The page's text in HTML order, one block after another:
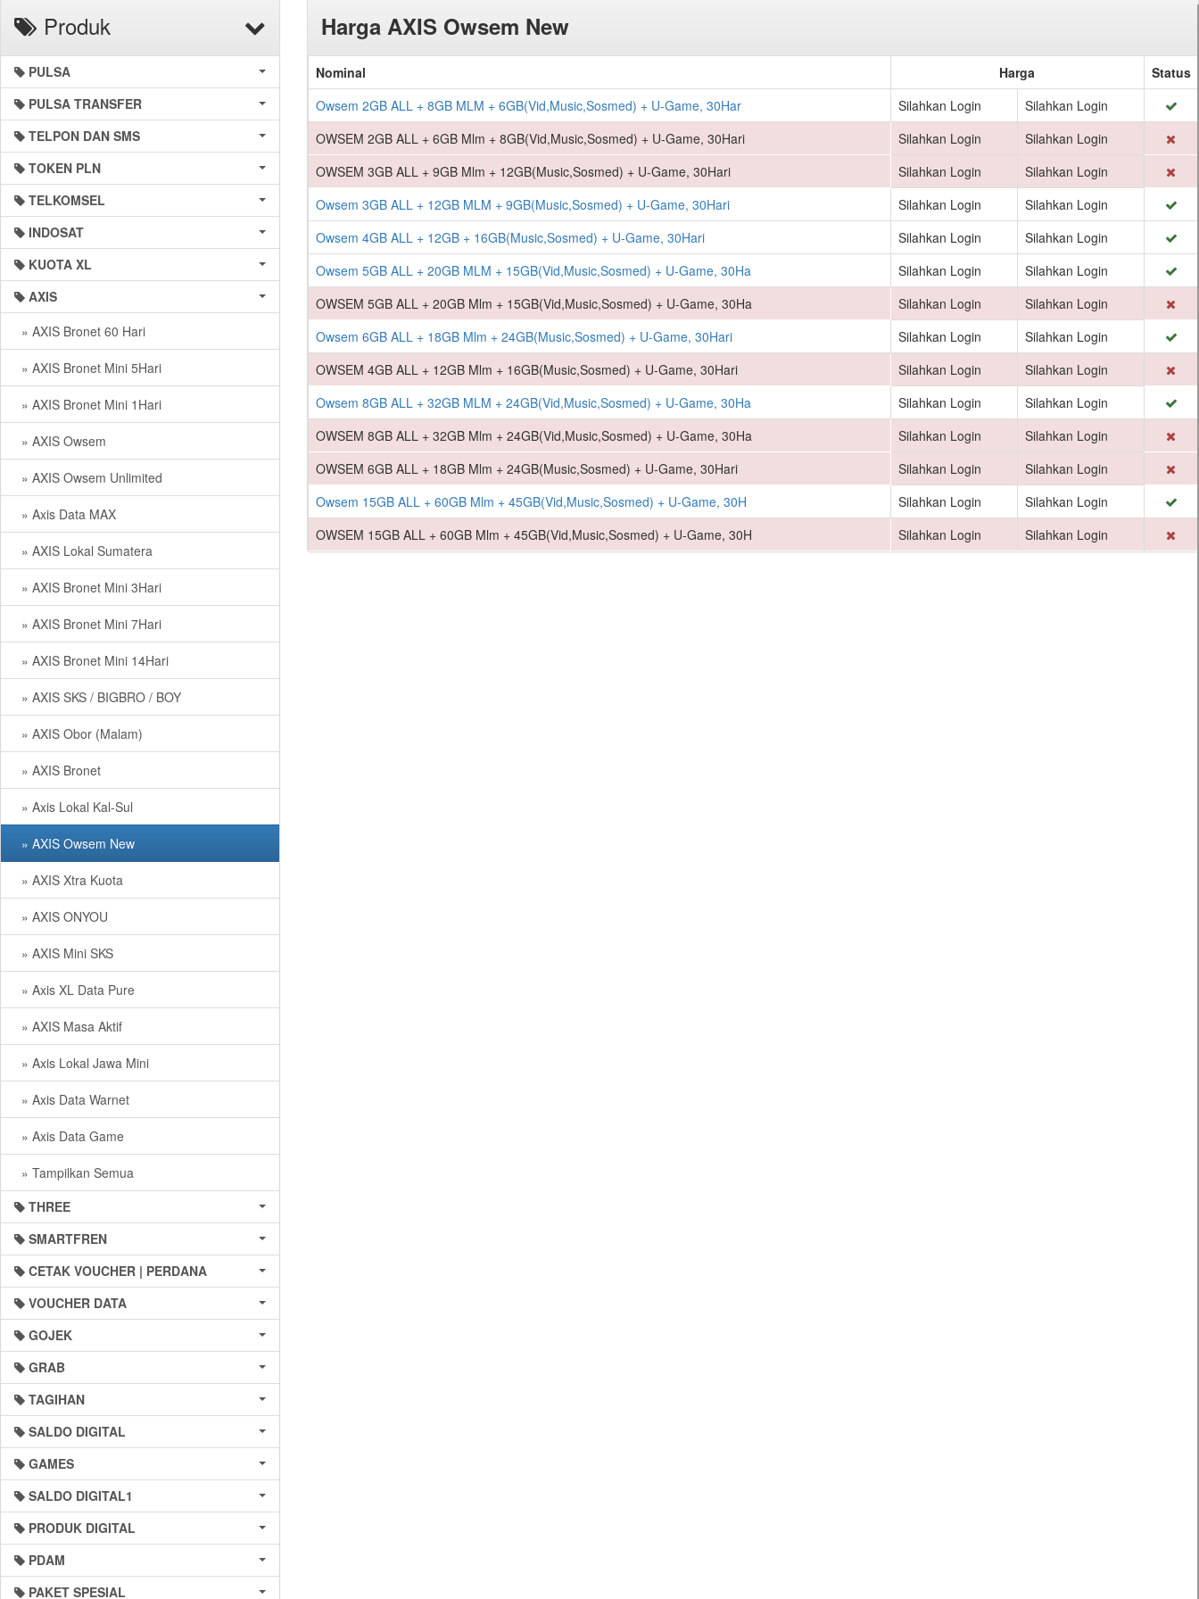
Produk
PULSA
PULSA TRANSFER
TELPON DAN SMS
TOKEN PLN
TELKOMSEL
INDOSAT
KUOTA XL
AXIS
» AXIS Bronet 60 Hari
» AXIS Bronet Mini 5Hari
» AXIS Bronet Mini 1Hari
» AXIS Owsem
» AXIS Owsem Unlimited
» Axis Data MAX
» AXIS Lokal Sumatera
» AXIS Bronet Mini 3Hari
» AXIS Bronet Mini 7Hari
» AXIS Bronet Mini 14Hari
» AXIS SKS / BIGBRO / BOY
» AXIS Obor (Malam)
» AXIS Bronet
» Axis Lokal Kal-Sul
» AXIS Owsem New
» AXIS Xtra Kuota
» AXIS ONYOU
» AXIS Mini SKS
» Axis XL Data Pure
» AXIS Masa Aktif
» Axis Lokal Jawa Mini
» Axis Data Warnet
» Axis Data Game
» Tampilkan Semua
THREE
SMARTFREN
CETAK VOUCHER | PERDANA
VOUCHER DATA
GOJEK
GRAB
TAGIHAN
SALDO DIGITAL
GAMES
SALDO DIGITAL1
PRODUK DIGITAL
PDAM
PAKET SPESIAL
Harga AXIS Owsem New
Nominal Harga
Status
Owsem 2GB ALL + 8GB MLM + 6GB(Vid,Music,Sosmed) + U-Game, 30Har
Silahkan Login
Silahkan Login
OWSEM 2GB ALL + 6GB Mlm + 8GB(Vid,Music,Sosmed) + U-Game, 30Hari
Silahkan Login
Silahkan Login
OWSEM 3GB ALL + 9GB Mlm + 12GB(Music,Sosmed) + U-Game, 30Hari
Silahkan Login
Silahkan Login
Owsem 3GB ALL + 12GB MLM + 9GB(Music,Sosmed) + U-Game, 30Hari
Silahkan Login
Silahkan Login
Owsem 4GB ALL + 12GB + 16GB(Music,Sosmed) + U-Game, 30Hari
Silahkan Login
Silahkan Login
Owsem 5GB ALL + 20GB MLM + 15GB(Vid,Music,Sosmed) + U-Game, 30Ha
Silahkan Login
Silahkan Login
OWSEM 5GB ALL + 20GB Mlm + 15GB(Vid,Music,Sosmed) + U-Game, 30Ha
Silahkan Login
Silahkan Login
Owsem 6GB ALL + 18GB Mlm + 24GB(Music,Sosmed) + U-Game, 30Hari
Silahkan Login
Silahkan Login
OWSEM 4GB ALL + 12GB Mlm + 16GB(Music,Sosmed) + U-Game, 30Hari
Silahkan Login
Silahkan Login
Owsem 8GB ALL + 32GB MLM + 24GB(Vid,Music,Sosmed) + U-Game, 30Ha
Silahkan Login
Silahkan Login
OWSEM 8GB ALL + 32GB Mlm + 24GB(Vid,Music,Sosmed) + U-Game, 30Ha
Silahkan Login
Silahkan Login
OWSEM 6GB ALL + 18GB Mlm + 24GB(Music,Sosmed) + U-Game, 30Hari
Silahkan Login
Silahkan Login
Owsem 15GB ALL + 60GB Mlm + 45GB(Vid,Music,Sosmed) + U-Game, 30H
Silahkan Login
Silahkan Login
OWSEM 15GB ALL + 60GB Mlm + 45GB(Vid,Music,Sosmed) + U-Game, 30H
Silahkan Login Silahkan Login